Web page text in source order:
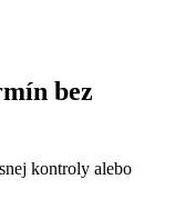
bez
kontroly alebo